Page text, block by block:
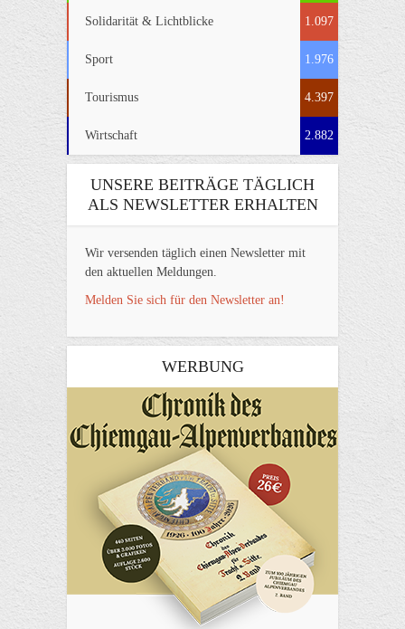
Solidarität & Lichtblicke 1.097
Sport 1.976
Tourismus 4.397
Wirtschaft 2.882
UNSERE BEITRÄGE TÄGLICH
ALS NEWSLETTER ERHALTEN
Wir versenden täglich einen Newsletter mit
den aktuellen Meldungen.
Melden Sie sich für den Newsletter an!
WERBUNG